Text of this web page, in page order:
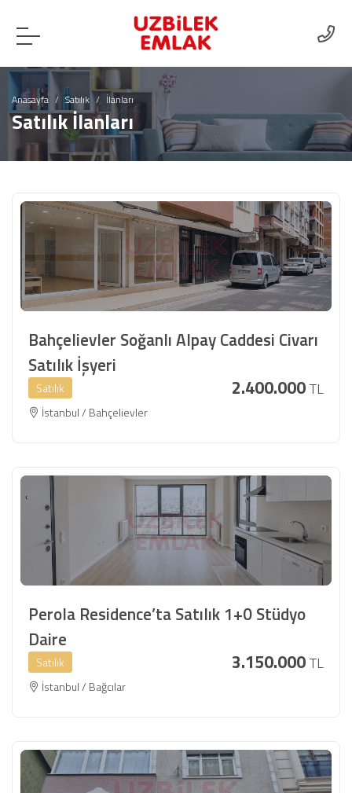
Anasayfa Satılık İlanları
Satılık İlanları
Bahçelievler Soğanlı Alpay Caddesi Civarı
Satılık İşyeri
Satılık 2.400.000TL
İstanbul / Bahçelievler
Perola Residence’ta Satılık 1+0 Stüdyo
Daire
Satılık 3.150.000TL
İstanbul / Bağcılar